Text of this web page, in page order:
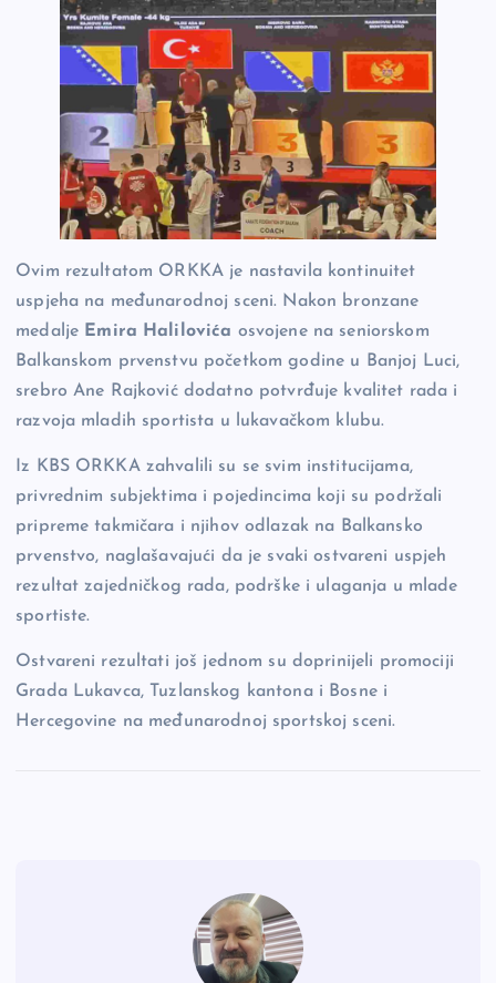
Ovim rezultatom ORKKA je nastavila kontinuitet
uspjeha na međunarodnoj sceni. Nakon bronzane
medalje Emira Halilovića osvojene na seniorskom
Balkanskom prvenstvu početkom godine u Banjoj Luci,
srebro Ane Rajković dodatno potvrđuje kvalitet rada i
razvoja mladih sportista u lukavačkom klubu.
Iz KBS ORKKA zahvalili su se svim institucijama,
privrednim subjektima i pojedincima koji su podržali
pripreme takmičara i njihov odlazak na Balkansko
prvenstvo, naglašavajući da je svaki ostvareni uspjeh
rezultat zajedničkog rada, podrške i ulaganja u mlade
sportiste.
Ostvareni rezultati još jednom su doprinijeli promociji
Grada Lukavca, Tuzlanskog kantona i Bosne i
Hercegovine na međunarodnoj sportskoj sceni.